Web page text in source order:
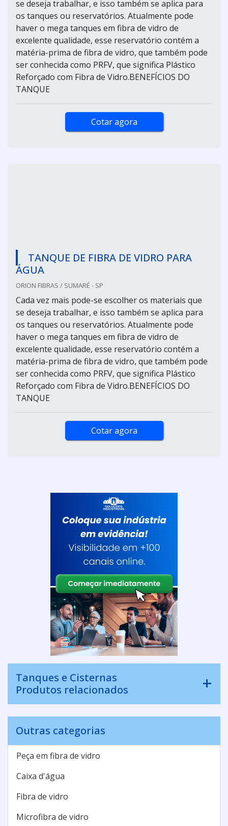
se deseja trabalhar, e isso também se aplica para
os tanques ou reservatórios. Atualmente pode
haver o mega tanques em fibra de vidro de
excelente qualidade, esse reservatório contém a
matéria-prima de fibra de vidro, que também pode
ser conhecida como PRFV, que significa Plástico
Reforçado com Fibra de Vidro.BENEFÍCIOS DO
TANQUE
Cotar agora
TANQUE DE FIBRA DE VIDRO PARA
ÁGUA
ORION FIBRAS / SUMARÉ - SP
Cada vez mais pode-se escolher os materiais que
se deseja trabalhar, e isso também se aplica para
os tanques ou reservatórios. Atualmente pode
haver o mega tanques em fibra de vidro de
excelente qualidade, esse reservatório contém a
matéria-prima de fibra de vidro, que também pode
ser conhecida como PRFV, que significa Plástico
Reforçado com Fibra de Vidro.BENEFÍCIOS DO
TANQUE
Cotar agora
Tanques e Cisternas
Produtos relacionados
Outras categorias
Peça em fibra de vidro
Caixa d'água
Fibra de vidro
Microfibra de vidro